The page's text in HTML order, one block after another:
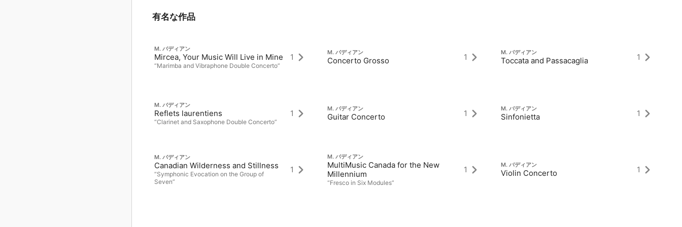
有名な作品
M. バディアン
Mircea, Your Music Will Live in Mine
“Marimba and Vibraphone Double Concerto”
1
M. バディアン
Reflets laurentiens
“Clarinet and Saxophone Double Concerto”
1
M. バディアン
Canadian Wilderness and Stillness
“Symphonic Evocation on the Group of
Seven”
1
M. バディアン
Concerto Grosso 1
M. バディアン
Guitar Concerto 1
M. バディアン
MultiMusic Canada for the New
Millennium
“Fresco in Six Modules”
1
M. バディアン
Toccata and Passacaglia 1
M. バディアン
Sinfonietta 1
M. バディアン
Violin Concerto 1